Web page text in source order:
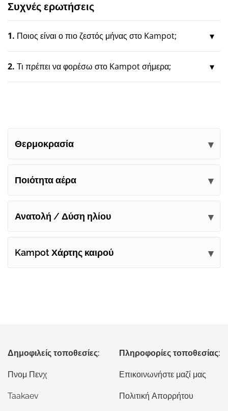
Συχνές ερωτήσεις
1. Ποιος είναι ο πιο ζεστός μήνας στο Kampot;
2. Τι πρέπει να φορέσω στο Kampot σήμερα;
Θερμοκρασία
Ποιότητα αέρα
Ανατολή / Δύση ηλίου
Kampot Χάρτης καιρού
Δημοφιλείς τοποθεσίες:
Πνομ Πενχ
Taakaev
Πληροφορίες τοποθεσίας:
Επικοινωνήστε μαζί μας
Πολιτική Απορρήτου